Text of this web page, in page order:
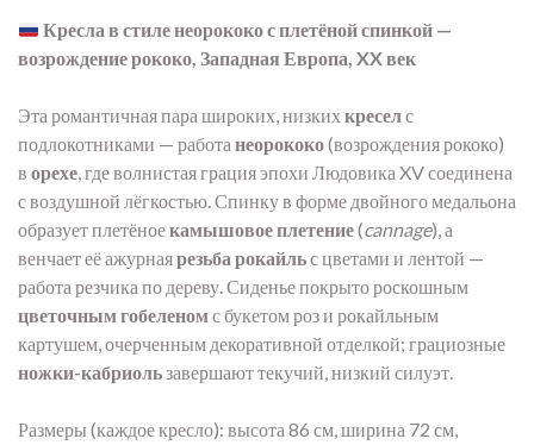
Кресла в стиле неорококо с плетёной спинкой —
возрождение рококо, Западная Европа, XX век
Эта романтичная пара широких, низких креселс
подлокотниками — работа неорококо(возрождения рококо)
в орехе, где волнистая грация эпохи Людовика XV соединена
с воздушной лёгкостью. Спинку в форме двойного медальона
образует плетёноекамышовое плетение(cannage), а
венчает её ажурнаярезьба рокайльс цветами и лентой —
работа резчика по дереву. Сиденье покрыто роскошным
цветочным гобеленомс букетом роз и рокайльным
картушем, очерченным декоративной отделкой; грациозные
ножки-кабриользавершают текучий, низкий силуэт.
Размеры (каждое кресло): высота 86 см, ширина 72 см,